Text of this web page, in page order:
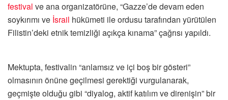
festival ve ana organizatörüne, “Gazze’de devam eden
soykırımı ve İsrail hükümeti ile ordusu tarafından yürütülen
Filistin’deki etnik temizliği açıkça kınama” çağrısı yapıldı.
Mektupta, festivalin “anlamsız ve içi boş bir gösteri”
olmasının önüne geçilmesi gerektiği vurgulanarak,
geçmişte olduğu gibi “diyalog, aktif katılım ve direnişin” bir